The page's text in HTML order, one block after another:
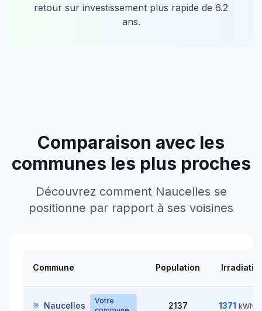
retour sur investissement plus rapide de 6.2
ans.
Comparaison avec les
communes les plus proches
Découvrez comment Naucelles se
positionne par rapport à ses voisines
Commune Population
Naucelles
Votre
2137 1371 kWh/